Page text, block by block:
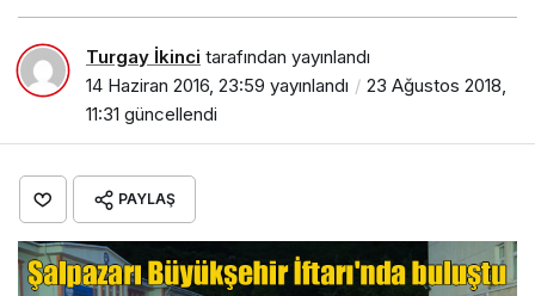
Turgay İkinci tarafından yayınlandı
14 Haziran 2016, 23:59 yayınlandı
23 Ağustos 2018,
11:31 güncellendi
PAYLAŞ